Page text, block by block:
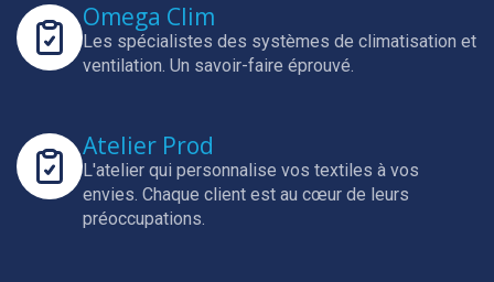
Omega Clim
Les spécialistes des systèmes de climatisation et
ventilation. Un savoir-faire éprouvé.
Atelier Prod
L'atelier qui personnalise vos textiles à vos
envies. Chaque client est au cœur de leurs
préoccupations.